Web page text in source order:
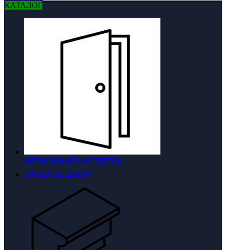
КАТАЛОГ
МЕЖКОМНАТНЫЕ ДВЕРИ
ВХОДНЫЕ ДВЕРИ